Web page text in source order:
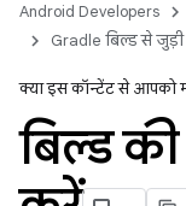
Android Developers
Gradle बिल्ड से जुड़ी
क्या इस कॉन्टेंट से आपको
बिल्ड